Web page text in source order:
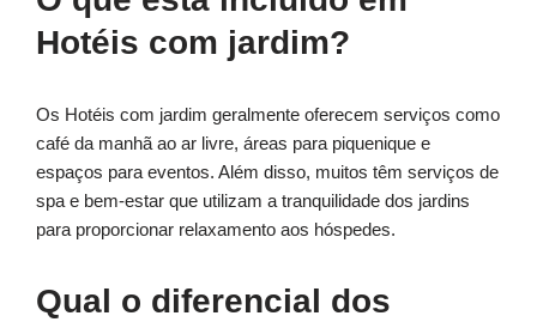
Hotéis com jardim?
Os Hotéis com jardim geralmente oferecem serviços como
café da manhã ao ar livre, áreas para piquenique e
espaços para eventos. Além disso, muitos têm serviços de
spa e bem-estar que utilizam a tranquilidade dos jardins
para proporcionar relaxamento aos hóspedes.
Qual o diferencial dos